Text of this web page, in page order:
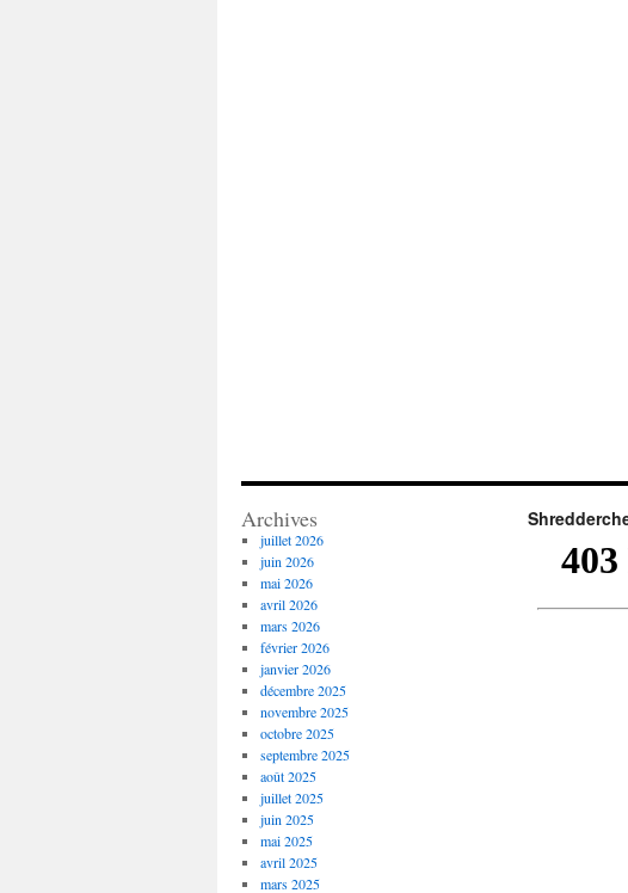
Archives
juillet 2026
juin 2026
mai 2026
avril 2026
mars 2026
février 2026
janvier 2026
décembre 2025
novembre 2025
octobre 2025
septembre 2025
août 2025
juillet 2025
juin 2025
mai 2025
avril 2025
mars 2025